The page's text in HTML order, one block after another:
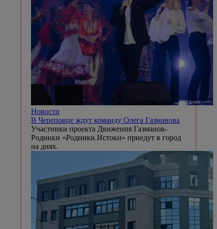
Новости
В Череповце ждут команду Олега Газманова
Участники проекта Движения Газманов-
Родники «Родники.Истоки» приедут в город
на днях.